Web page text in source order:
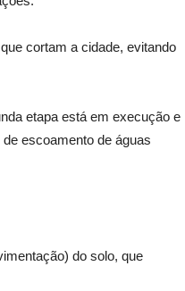
cortam a cidade, evitando
etapa está em execução e
escoamento de águas
do solo, que